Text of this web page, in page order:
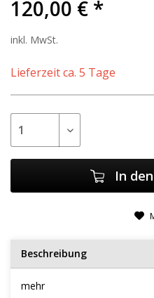
120,00 € *
inkl. MwSt.
Lieferzeit ca. 5 Tage
In den
Beschreibung
mehr